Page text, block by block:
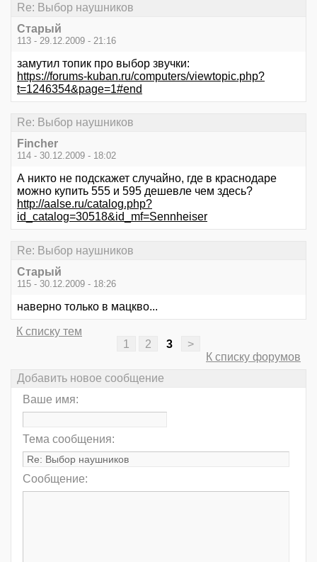
Re: Выбор наушников
Старый
113 - 29.12.2009 - 21:16
замутил топик про выбор звучки:
https://forums-kuban.ru/computers/viewtopic.php?
t=1246354&page=1#end
Re: Выбор наушников
Fincher
114 - 30.12.2009 - 18:02
А никто не подскажет случайно, где в краснодаре
можно купить 555 и 595 дешевле чем здесь?
http://aalse.ru/catalog.php?
id_catalog=30518&id_mf=Sennheiser
Re: Выбор наушников
Старый
115 - 30.12.2009 - 18:26
наверно только в мацкво...
К списку тем
1
2 3
>
К списку форумов
Добавить новое сообщение
Ваше имя:
Тема сообщения:
Сообщение: